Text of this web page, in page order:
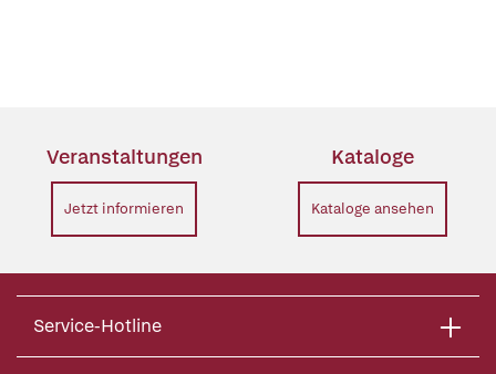
Veranstaltungen
Jetzt informieren
Kataloge
Kataloge ansehen
Service-Hotline